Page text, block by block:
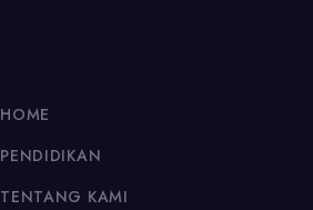
HOME
PENDIDIKAN
TENTANG KAMI